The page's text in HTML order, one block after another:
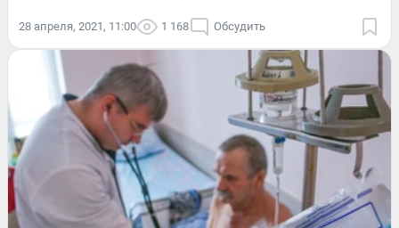
28 апреля, 2021, 11:00 1 168 Обсудить